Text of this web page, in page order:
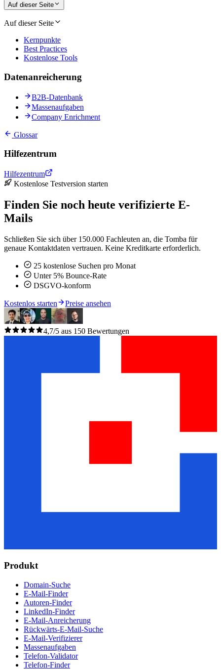
Auf dieser Seite
Auf dieser Seite
Kernpunkte
Best Practices
Kostenlose Tools
Datenanreicherung
B2B-Datenbank
Massenaufgaben
Company Enrichment
Glossar
Hilfezentrum
Hilfezentrum
Kostenlose Testversion starten
Finden Sie noch heute verifizierte E-
Mails
Schließen Sie sich über 150.000 Fachleuten an, die Tomba für
genaue Kontaktdaten vertrauen. Keine Kreditkarte erforderlich.
25 kostenlose Suchen pro Monat
Unter 5% Bounce-Rate
DSGVO-konform
Kostenlos starten Preise ansehen
4,7/5 aus 150 Bewertungen
Produkt
Domain-Suche
E-Mail-Finder
Autoren-Finder
LinkedIn-Finder
E-Mail-Anreicherung
Rückwärts-E-Mail-Suche
E-Mail-Verifizierer
Massenaufgaben
Telefon-Validator
Telefon-Finder